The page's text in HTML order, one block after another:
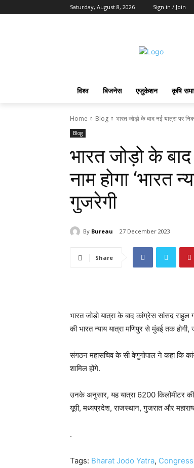
Saturday, August 8, 2026 Sign in / Join
विश्व बिजनेस एजुकेशन कृषि
Home Blog भारत जोड़ो के बाद नई यात्रा पर
Blog
भारत जोड़ो के
नाम होगा ‘भारत
गुजरेगी
By Bureau 27 December 2023
Share
भारत जोड़ो यात्रा के बाद कांग्रेस सांसद राहुल
की भारत न्‍याय यात्रा मणिपुर से मुंबई तक
संगठन महासचिव के सी वेणुगोपाल ने कहा कि
शामिल होंगे.
उनके अनुसार, यह यात्रा 6200 किलोमीटर की
यूपी, मध्यप्रदेश, राजस्थान, गुजरात और
.
Tags: Bharat Jodo Yatra, Congress